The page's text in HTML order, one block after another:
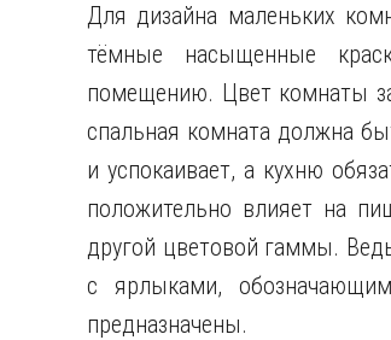
Для дизайна маленьких
тёмные насыщенные
помещению. Цвет комнаты
спальная комната должна
и успокаивает, а кухню
положительно влияет на
другой цветовой гаммы.
с ярлыками,
предназначены.